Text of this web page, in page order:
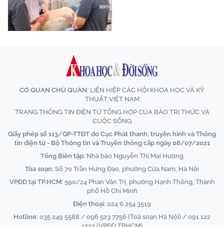
CƠ QUAN CHỦ QUẢN: LIÊN HIỆP CÁC HỘI KHOA HỌC VÀ KỸ
THUẬT VIỆT NAM
TRANG THÔNG TIN ĐIỆN TỬ TỔNG HỢP CỦA BÁO TRI THỨC VÀ
CUỘC SỐNG
Giấy phép số 113/GP-TTĐT do Cục Phát thanh, truyền hình và Thông
tin điện tử - Bộ Thông tin và Truyền thông cấp ngày 08/07/2021
Tổng Biên tập: Nhà báo Nguyễn Thị Mai Hương
Tòa soạn: Số 70 Trần Hưng Đạo, phường Cửa Nam, Hà Nội
VPĐD tại TP.HCM: 590/24 Phan Văn Trị, phường Hạnh Thông, Thành
phố Hồ Chí Minh
Điện thoại: 024 6 254 3519
Hotline: 035 249 5588 / 096 523 7756 (Toà soạn Hà Nội) / 091 122